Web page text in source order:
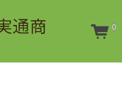
0